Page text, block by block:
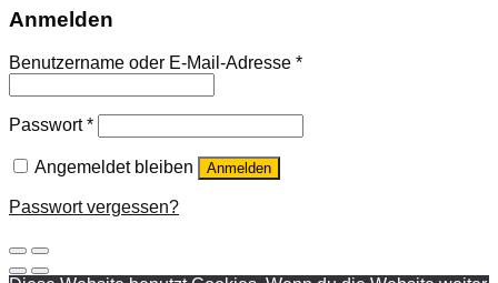
Anmelden
Benutzername oder E-Mail-Adresse *
Passwort*
Angemeldet bleiben Anmelden
Passwort vergessen?